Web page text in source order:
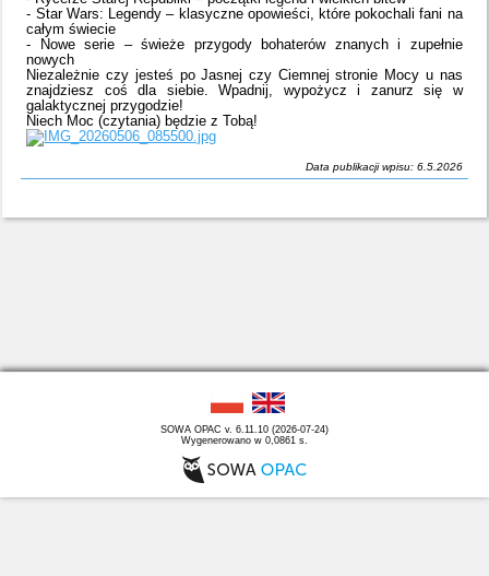
- Star Wars: Legendy – klasyczne opowieści, które pokochali fani na
całym świecie
- Nowe serie – świeże przygody bohaterów znanych i zupełnie
nowych
Niezależnie czy jesteś po Jasnej czy Ciemnej stronie Mocy u nas
znajdziesz coś dla siebie. Wpadnij, wypożycz i zanurz się w
galaktycznej przygodzie!
Niech Moc (czytania) będzie z Tobą!
Data publikacji wpisu: 6.5.2026
SOWA OPAC v. 6.11.10 (2026-07-24)
Wygenerowano w 0,0861 s.